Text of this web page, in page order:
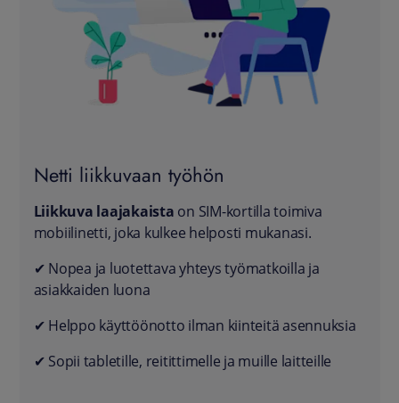
Netti liikkuvaan työhön
Liikkuva laajakaista on SIM-kortilla toimiva
mobiilinetti, joka kulkee helposti mukanasi.
✔ Nopea ja luotettava yhteys työmatkoilla ja
asiakkaiden luona
✔ Helppo käyttöönotto ilman kiinteitä asennuksia
✔ Sopii tabletille, reitittimelle ja muille laitteille